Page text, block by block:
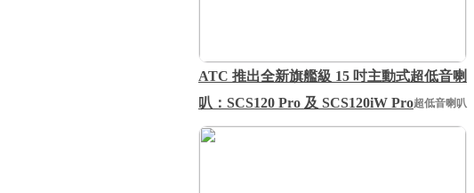
ATC 推出全新旗艦級 15 吋主動式超低音喇
叭：SCS120 Pro 及 SCS120iW Pro超低音喇叭